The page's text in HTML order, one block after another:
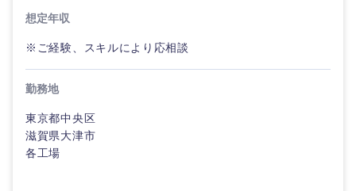
想定年収
※ご経験、スキルにより応相談
勤務地
東京都中央区
滋賀県大津市
各工場